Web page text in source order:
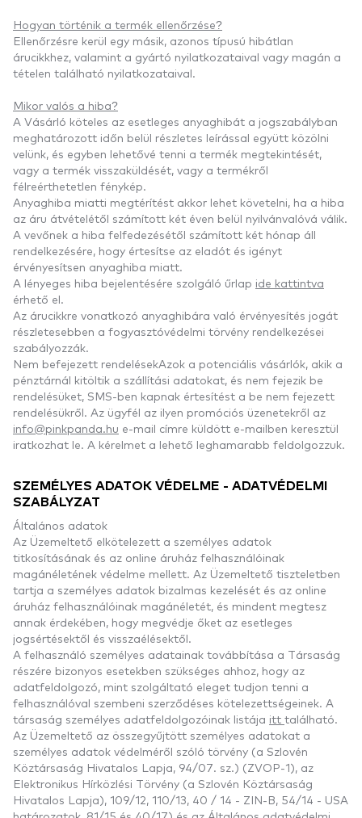
Hogyan történik a termék ellenőrzése?
Ellenőrzésre kerül egy másik, azonos típusú hibátlan
árucikkhez, valamint a gyártó nyilatkozataival vagy magán a
tételen található nyilatkozataival.
Mikor valós a hiba?
A Vásárló köteles az esetleges anyaghibát a jogszabályban
meghatározott időn belül részletes leírással együtt közölni
velünk, és egyben lehetővé tenni a termék megtekintését,
vagy a termék visszaküldését, vagy a termékről
félreérthetetlen fénykép.
Anyaghiba miatti megtérítést akkor lehet követelni, ha a hiba
az áru átvételétől számított két éven belül nyilvánvalóvá válik.
A vevőnek a hiba felfedezésétől számított két hónap áll
rendelkezésére, hogy értesítse az eladót és igényt
érvényesítsen anyaghiba miatt.
A lényeges hiba bejelentésére szolgáló űrlap ide kattintva
érhető el.
Az árucikkre vonatkozó anyaghibára való érvényesítés jogát
részletesebben a fogyasztóvédelmi törvény rendelkezései
szabályozzák.
Nem befejezett rendelésekAzok a potenciális vásárlók, akik a
pénztárnál kitöltik a szállítási adatokat, és nem fejezik be
rendelésüket, SMS-ben kapnak értesítést a be nem fejezett
rendelésükről. Az ügyfél az ilyen promóciós üzenetekről az
info@pinkpanda.hu e-mail címre küldött e-mailben keresztül
iratkozhat le. A kérelmet a lehető leghamarabb feldolgozzuk.
SZEMÉLYES ADATOK VÉDELME - ADATVÉDELMI
SZABÁLYZAT
Általános adatok
Az Üzemeltető elkötelezett a személyes adatok
titkosításának és az online áruház felhasználóinak
magánéletének védelme mellett. Az Üzemeltető tiszteletben
tartja a személyes adatok bizalmas kezelését és az online
áruház felhasználóinak magánéletét, és mindent megtesz
annak érdekében, hogy megvédje őket az esetleges
jogsértésektől és visszaélésektől.
A felhasználó személyes adatainak továbbítása a Társaság
részére bizonyos esetekben szükséges ahhoz, hogy az
adatfeldolgozó, mint szolgáltató eleget tudjon tenni a
felhasználóval szembeni szerződéses kötelezettségeinek. A
társaság személyes adatfeldolgozóinak listája itt található.
Az Üzemeltető az összegyűjtött személyes adatokat a
személyes adatok védelméről szóló törvény (a Szlovén
Köztársaság Hivatalos Lapja, 94/07. sz.) (ZVOP-1), az
Elektronikus Hírközlési Törvény (a Szlovén Köztársaság
Hivatalos Lapja), 109/12, 110/13, 40 / 14 - ZIN-B, 54/14 - USA